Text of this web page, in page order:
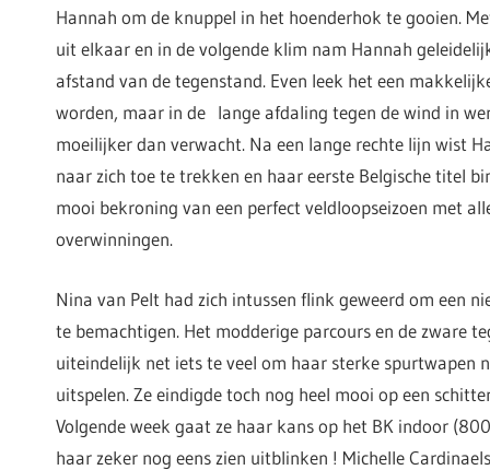
Hannah om de knuppel in het hoenderhok te gooien.
uit elkaar en in de volgende klim nam Hannah
afstand van de tegenstand. Even leek het een
worden, maar in de lange afdaling tegen de wind in
moeilijker dan verwacht. Na een lange rechte lijn wist
naar zich toe te trekken en haar eerste Belgische titel
mooi bekroning van een perfect veldloopseizoen met
overwinningen.
Nina van Pelt had zich intussen flink geweerd om een
te bemachtigen. Het modderige parcours en de zware
uiteindelijk net iets te veel om haar sterke spurtwapen
uitspelen. Ze eindigde toch nog heel mooi op een
Volgende week gaat ze haar kans op het BK indoor
haar zeker nog eens zien uitblinken ! Michelle